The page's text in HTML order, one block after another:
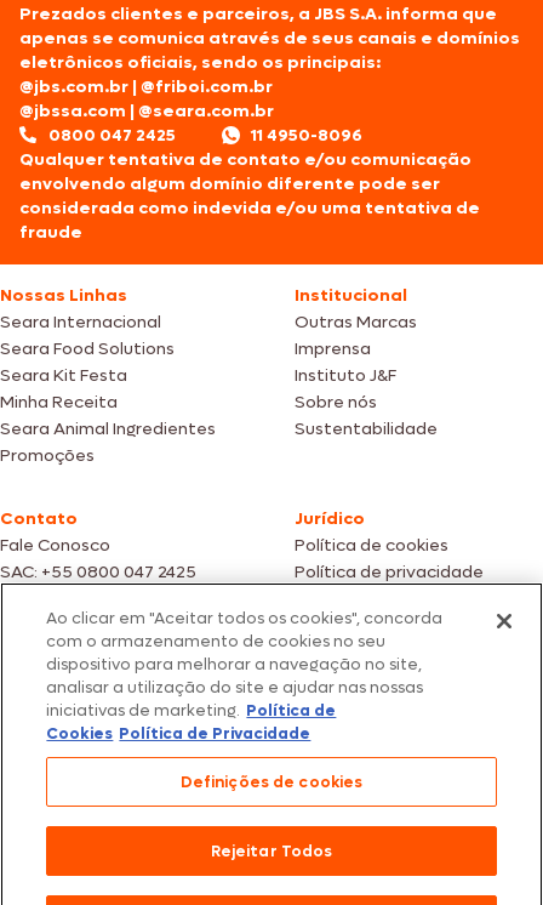
Prezados clientes e parceiros, a JBS S.A. informa que
apenas se comunica através de seus canais e domínios
eletrônicos oficiais, sendo os principais:
@jbs.com.br |@friboi.com.br
@jbssa.com |@seara.com.br
0800 047 2425
11 4950-8096
Qualquer tentativa de contato e/ou comunicação
envolvendo algum domínio diferente pode ser
considerada como indevida e/ou uma tentativa de
fraude
Nossas Linhas
Seara Internacional
Seara Food Solutions
Seara Kit Festa
Minha Receita
Seara Animal Ingredientes
Promoções
Institucional
Outras Marcas
Imprensa
Instituto J&F
Sobre nós
Sustentabilidade
Contato
Fale Conosco
SAC: +55 0800 047 2425
Jurídico
Política de cookies
Política de privacidade
Fotos meramente ilustrativas | Ofertas válidas enquanto durarem os
estoques dos nossos parceiros | Vendas sujeitas a análise e confirmação
de dados.
Os preços, promoções e condições de pagamento são válidos
exclusivamente para compras efetuadas em nossos parceiros.
Todos os produtos estão sujeitos a disponibilidade de estoque.
São Paulo/SP – CEP 05.118-100
© 2026 Seara. Todos os direitos reservados
Ao clicar em "Aceitar todos os cookies", concorda
com o armazenamento de cookies no seu
dispositivo para melhorar a navegação no site,
analisar a utilização do site e ajudar nas nossas
iniciativas de marketing. Política de
Cookies Política de Privacidade
Definições de cookies
Rejeitar Todos